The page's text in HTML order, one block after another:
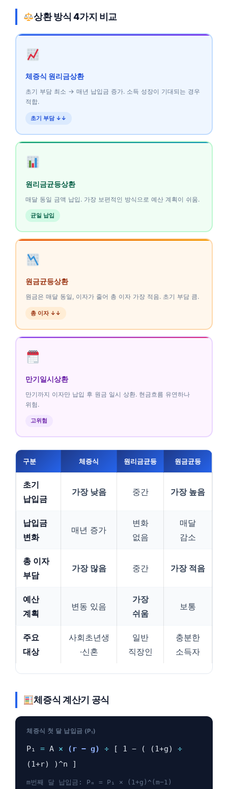
상환 방식 4가지 비교
체증식 원리금상환
초기 부담 최소 → 매년 납입금 증가. 소득 성장이 기대되는 경우
적합.
초기 부담 ↓↓
원리금균등상환
매달 동일 금액 납입. 가장 보편적인 방식으로 예산 계획이 쉬움.
균일 납입
원금균등상환
원금은 매달 동일, 이자가 줄어 총 이자 가장 적음. 초기 부담 큼.
총 이자 ↓↓
만기일시상환
만기까지 이자만 납입 후 원금 일시 상환. 현금흐름 유연하나
위험.
고위험
구분 체증식 원리금균등 원금균등
초기
납입금
가장 낮음 중간 가장 높음
납입금
변화
매년 증가
변화
없음
매달
감소
총 이자
부담
가장 많음 중간 가장 적음
예산
계획
변동 있음
가장
쉬움
보통
주요
대상
사회초년생
·신혼
일반
직장인
충분한
소득자
체증식 계산기 공식
체증식 첫 달 납입금 (P₁)
P₁= A × (r − g) ÷ [ 1 − ( (1+g)÷
(1+r) )^n ]
m번째 달 납입금: Pₘ = P₁ × (1+g)^(m−1)